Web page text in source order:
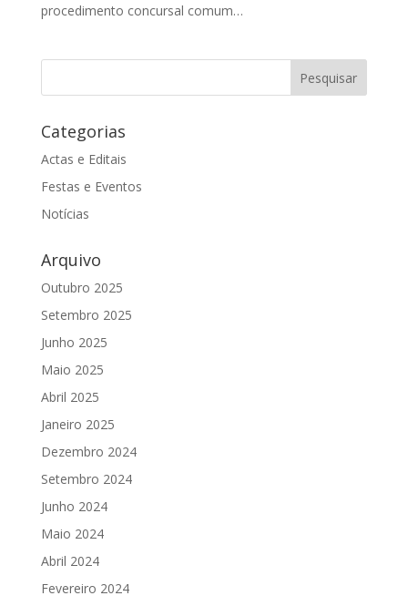
procedimento concursal comum…
Categorias
Actas e Editais
Festas e Eventos
Notícias
Arquivo
Outubro 2025
Setembro 2025
Junho 2025
Maio 2025
Abril 2025
Janeiro 2025
Dezembro 2024
Setembro 2024
Junho 2024
Maio 2024
Abril 2024
Fevereiro 2024